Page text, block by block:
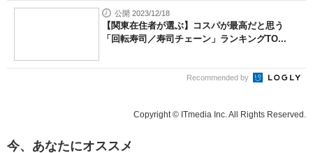
公開 2023/12/18
【関東在住者が選ぶ】コスパが最高だと思う
「回転寿司／寿司チェーン」ランキングTO...
Recommended by
Copyright © ITmedia Inc. All Rights Reserved.
今、あなたにオススメ